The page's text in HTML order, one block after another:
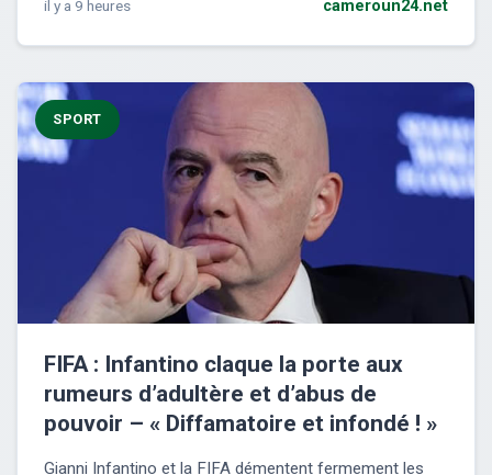
il y a 9 heures cameroun24.net
SPORT
FIFA : Infantino claque la porte aux
rumeurs d’adultère et d’abus de
pouvoir – « Diffamatoire et infondé ! »
Gianni Infantino et la FIFA démentent fermement les